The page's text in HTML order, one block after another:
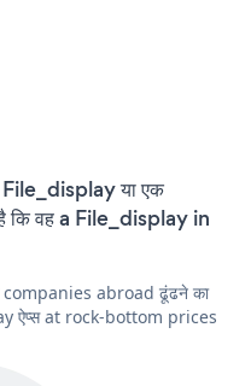
या एक
कि वह a File_display in
companies abroad ढूंढने का
ऐप्स at rock-bottom prices